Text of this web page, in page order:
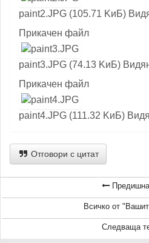
paint2.JPG (105.71 KиБ)
Прикачен файл
paint3.JPG (74.13 KиБ)
Прикачен файл
paint4.JPG (111.32 KиБ)
Отговори с цитат
Всичко от
Следваща